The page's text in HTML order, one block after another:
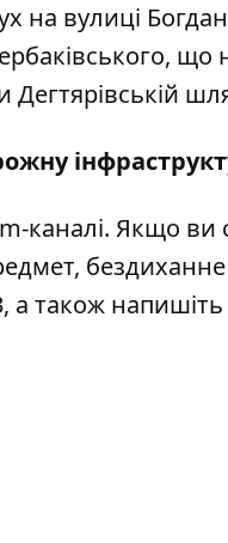
на вулиці
Дегтярівській
каналі. Якщо ви
а також